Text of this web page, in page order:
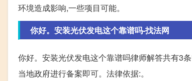
环境造成影响,一些项目可能。
你好。安装光伏发电这个靠谱吗-找法网
你好。安装光伏发电这个靠谱吗律师解答共有3
当地政府进行备案即可。法律依据:。